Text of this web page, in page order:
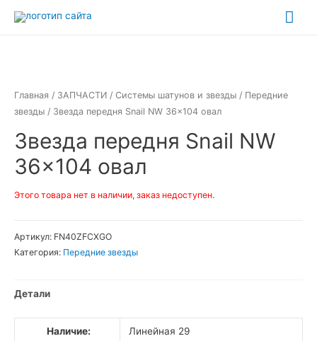
Главная / ЗАПЧАСТИ / Системы шатунов и звезды / Передние
звезды / Звезда передня Snail NW 36×104 овал
Звезда передня Snail NW
36×104 овал
Этого товара нет в наличии, заказ недоступен.
Артикул: FN40ZFCXGO
Категория: Передние звезды
Детали
Наличие: Линейная 29